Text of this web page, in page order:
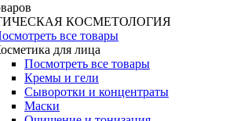
КОСМЕТОЛОГИЯ
все товары
для лица
Посмотреть все товары
Кремы и гели
Сыворотки и концентраты
Маски